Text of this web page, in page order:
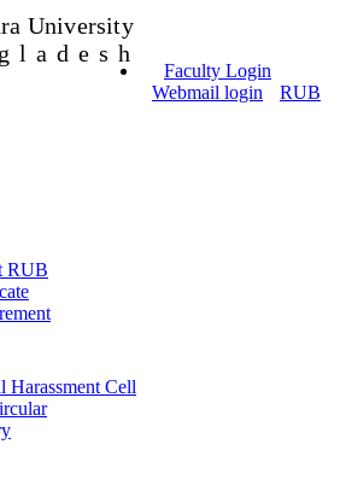
University
Faculty Login
Webmail login
RUB
RUB
Harassment Cell